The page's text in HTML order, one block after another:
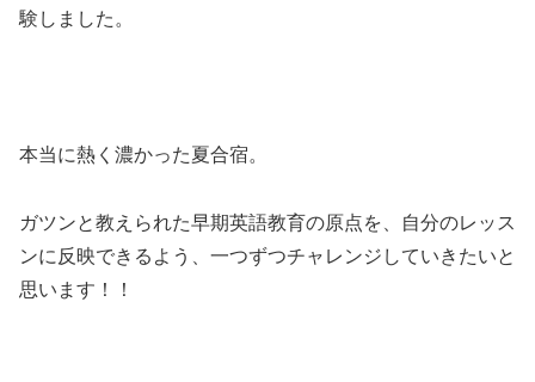
験しました。
本当に熱く濃かった夏合宿。
ガツンと教えられた早期英語教育の原点を、自分のレッス
ンに反映できるよう、一つずつチャレンジしていきたいと
思います！！